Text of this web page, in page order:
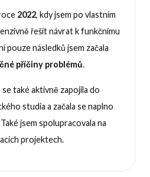
2022, kdy jsem po vlastním
řešit návrat k funkčnímu
pouze následků jsem začala
příčiny problémů.
také aktivně zapojila do
studia a začala se naplno
jsem spolupracovala na
projektech.